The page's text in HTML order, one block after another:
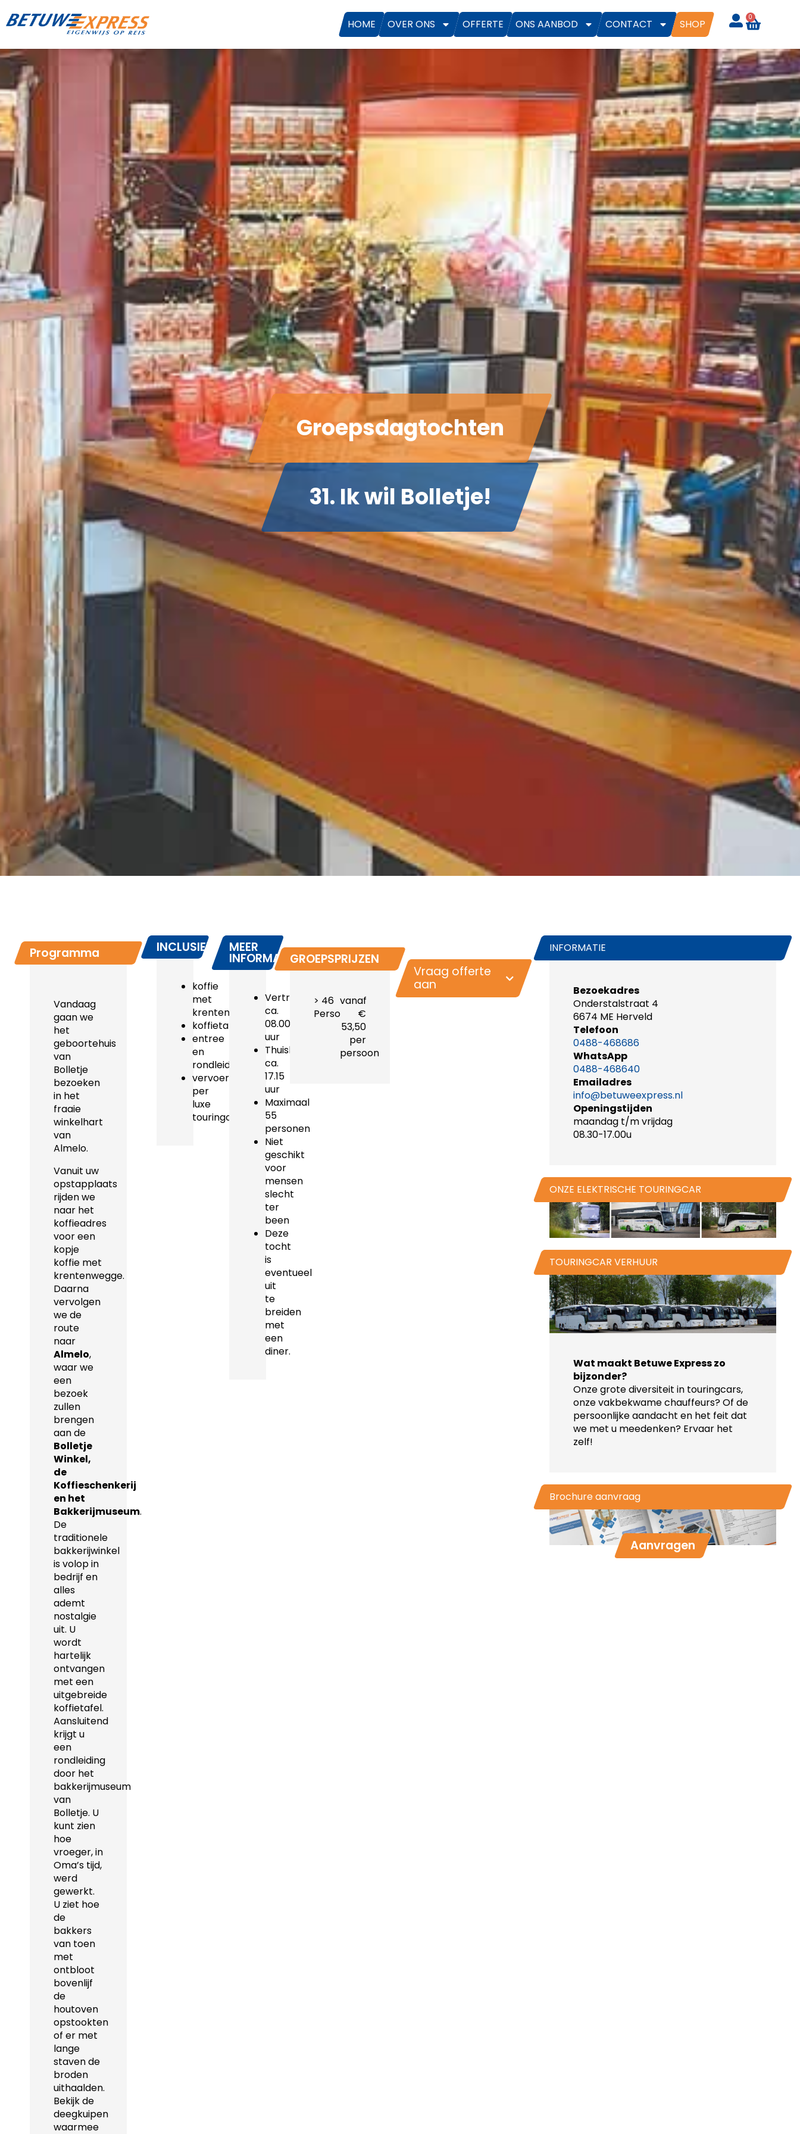
HOME OVER ONS OFFERTE ONS AANBOD CONTACT SHOP
0
Groepsdagtochten
31. Ik wil Bolletje!
Programma
Vandaag
gaan we
het
geboortehuis
van
Bolletje
bezoeken
in het
fraaie
winkelhart
van
Almelo.
Vanuit uw
opstapplaats
rijden we
naar het
koffieadres
voor een
kopje
koffie met
krentenwegge.
Daarna
vervolgen
we de
route
naar
Almelo,
waar we
een
bezoek
zullen
brengen
aan de
Bolletje
Winkel,
de
Koffieschenkerij
en het
Bakkerijmuseum.
De
traditionele
bakkerijwinkel
is volop in
bedrijf en
alles
ademt
nostalgie
uit. U
wordt
hartelijk
ontvangen
met een
uitgebreide
koffietafel.
Aansluitend
krijgt u
een
rondleiding
door het
bakkerijmuseum
van
Bolletje. U
kunt zien
hoe
vroeger, in
Oma’s tijd,
werd
gewerkt.
U ziet hoe
de
bakkers
van toen
met
ontbloot
bovenlijf
de
houtoven
opstookten
of er met
lange
staven de
broden
uithaalden.
Bekijk de
deegkuipen
waarmee
INCLUSIEF
koffie
met
krentenwegge
koffietafel
entree
en
rondleiding
vervoer
per
luxe
touringcar
MEER
INFORMATIE
Vertrektijd:
ca.
08.00
uur
Thuiskomst:
ca.
17.15
uur
Maximaal
55
personen
Niet
geschikt
voor
mensen
slecht
ter
been
Deze
tocht
is
eventueel
uit
te
breiden
met
een
diner.
GROEPSPRIJZEN
> 46
Personen
vanaf
€
53,50
per
persoon
Vraag offerte
aan
INFORMATIE
Bezoekadres
Onderstalstraat 4
6674 ME Herveld
Telefoon
0488-468686
WhatsApp
0488-468640
Emailadres
info@betuweexpress.nl
Openingstijden
maandag t/m vrijdag
08.30-17.00u
ONZE ELEKTRISCHE TOURINGCAR
TOURINGCAR VERHUUR
Wat maakt Betuwe Express zo
bijzonder?
Onze grote diversiteit in touringcars,
onze vakbekwame chauffeurs? Of de
persoonlijke aandacht en het feit dat
we met u meedenken? Ervaar het
zelf!
Brochure aanvraag
Aanvragen